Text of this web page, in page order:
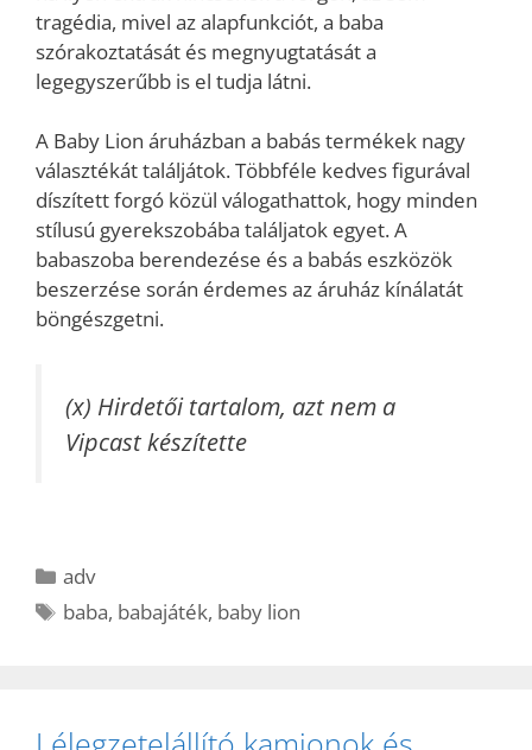
tragédia, mivel az alapfunkciót, a baba
szórakoztatását és megnyugtatását a
legegyszerűbb is el tudja látni.
A Baby Lion áruházban a babás termékek nagy
választékát találjátok. Többféle kedves figurával
díszített forgó közül válogathattok, hogy minden
stílusú gyerekszobába találjatok egyet. A
babaszoba berendezése és a babás eszközök
beszerzése során érdemes az áruház kínálatát
böngészgetni.
(x) Hirdetői tartalom, azt nem a
Vipcast készítette
Kategória
adv
Címkék
baba, babajáték, baby lion